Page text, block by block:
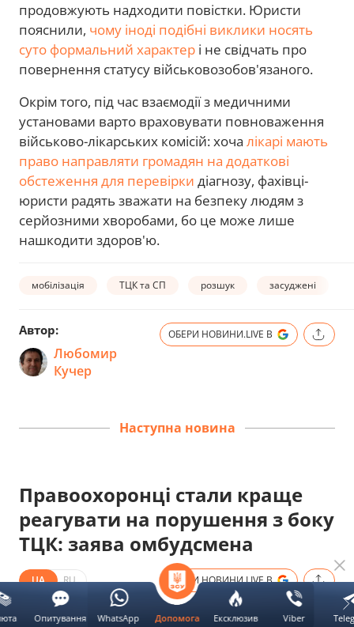
продовжують надходити повістки. Юристи
пояснили, чому іноді подібні виклики носять
суто формальний характер і не свідчать про
повернення статусу військовозобов'язаного.
Окрім того, під час взаємодії з медичними
установами варто враховувати повноваження
військово-лікарських комісій: хоча лікарі мають
право направляти громадян на додаткові
обстеження для перевірки діагнозу, фахівці-
юристи радять зважати на безпеку людям з
серйозними хворобами, бо це може лише
нашкодити здоров'ю.
мобілізація ТЦК та СП розшук засуджені
Автор:
Любомир
Кучер
ОБЕРИ НОВИНИ.LIVE В
Наступна новина
Правоохоронці стали краще
реагувати на порушення з боку
ТЦК: заява омбудсмена
UA RU ОБЕРИ НОВИНИ.LIVE В
Дата публікації: 6 серпня 2026 07:41
Допомога Ексклюзив Viber
Опитування WhatsApp